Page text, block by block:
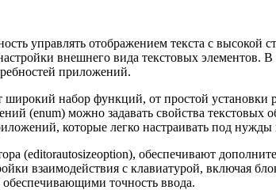
управлять отображением текста с высокой
внешнего вида текстовых элементов.
приложений.
набор функций, от простой установки
(enum) можно задавать свойства текстовых
которые легко настраивать под нужды
(editorautosizeoption), обеспечивают
взаимодействия с клавиатурой, включая
точность ввода.